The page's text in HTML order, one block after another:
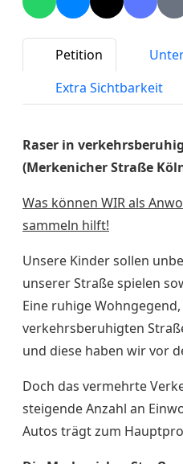
Petition
Extra Sichtbarkeit
Raser in
(Merkenicher Straße
Was können WIR als
sammeln hilft!
Unsere Kinder sollen
unserer Straße spielen
Eine ruhige
verkehrsberuhigten
und diese haben wir vor
Doch das vermehrte
steigende Anzahl an
Autos trägt zum